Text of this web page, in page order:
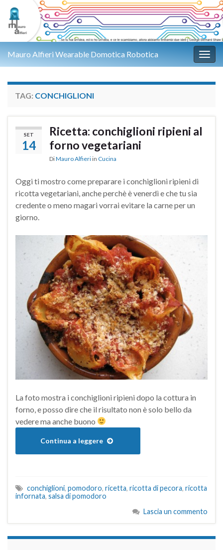
Mauro Alfieri Wearable Domotica Robotica
TAG: CONCHIGLIONI
SET
14
Ricetta: conchiglioni ripieni al
forno vegetariani
DiMauro Alfieri in Cucina
Oggi ti mostro come preparare i conchiglioni ripieni di
ricotta vegetariani, anche perchè è venerdì e che tu sia
credente o meno magari vorrai evitare la carne per un
giorno.
La foto mostra i conchiglioni ripieni dopo la cottura in
forno, e posso dire che il risultato non è solo bello da
vedere ma anche buono
Continua a leggere
conchiglioni, pomodoro, ricetta, ricotta di pecora, ricotta
infornata, salsa di pomodoro
Lascia un commento